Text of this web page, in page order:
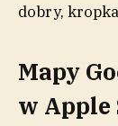
dobry,
Mapy
w Apple